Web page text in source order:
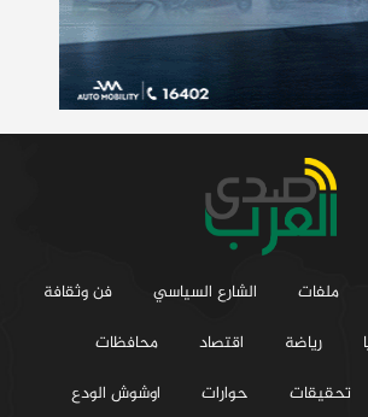
ملفات الشارع السياسي
فن وثقافة
رياضة اقتصاد
محافظات
تحقيقات حوارات
اوشوش الودع